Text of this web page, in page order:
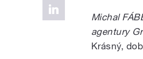
Michal
agentury
Krásný,